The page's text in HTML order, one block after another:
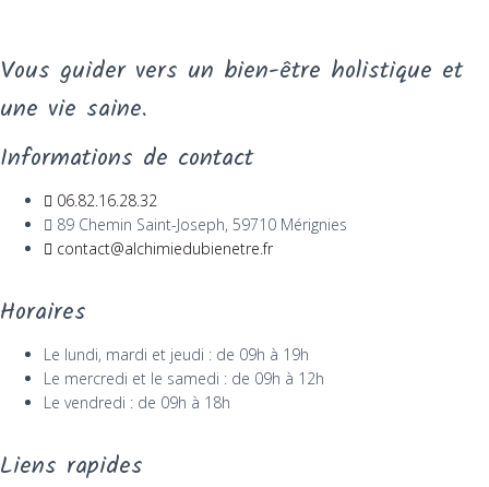
Vous guider vers un bien-être holistique et
une vie saine.
Informations de contact
06.82.16.28.32
89 Chemin Saint-Joseph, 59710 Mérignies
contact@alchimiedubienetre.fr
Horaires
Le lundi, mardi et jeudi : de 09h à 19h
Le mercredi et le samedi : de 09h à 12h
Le vendredi : de 09h à 18h
Liens rapides